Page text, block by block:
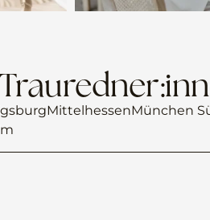
MittelhessenMünchen